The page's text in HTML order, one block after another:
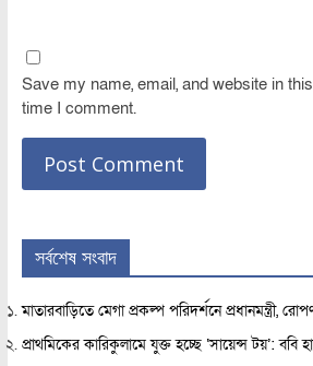
Save my name, email, and website in
time I comment.
সর্বশেষ সংবাদ
মাতারবাড়িতে মেগা প্রকল্প পরিদর্শনে প্রধানমন্ত্রী,
প্রাথমিকের কারিকুলামে যুক্ত হচ্ছে ‘সায়েন্স টয়’: ববি